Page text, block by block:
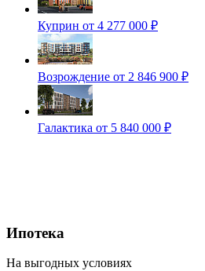
Куприн от 4 277 000 ₽
Возрождение от 2 846 900 ₽
Галактика от 5 840 000 ₽
Ипотека
На выгодных условиях